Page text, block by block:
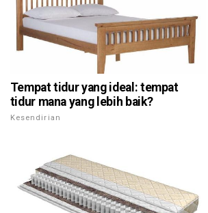
Tempat tidur yang ideal: tempat
tidur mana yang lebih baik?
Kesendirian